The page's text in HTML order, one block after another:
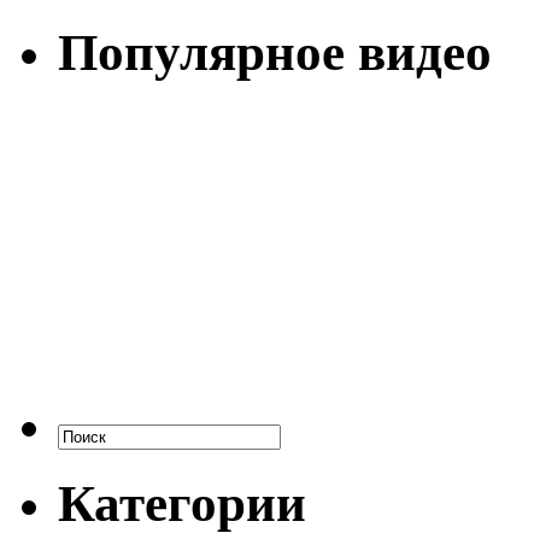
Популярное видео
Категории